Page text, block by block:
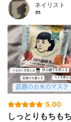
ネイリスト
ｍ
5.00
しっとりもちも